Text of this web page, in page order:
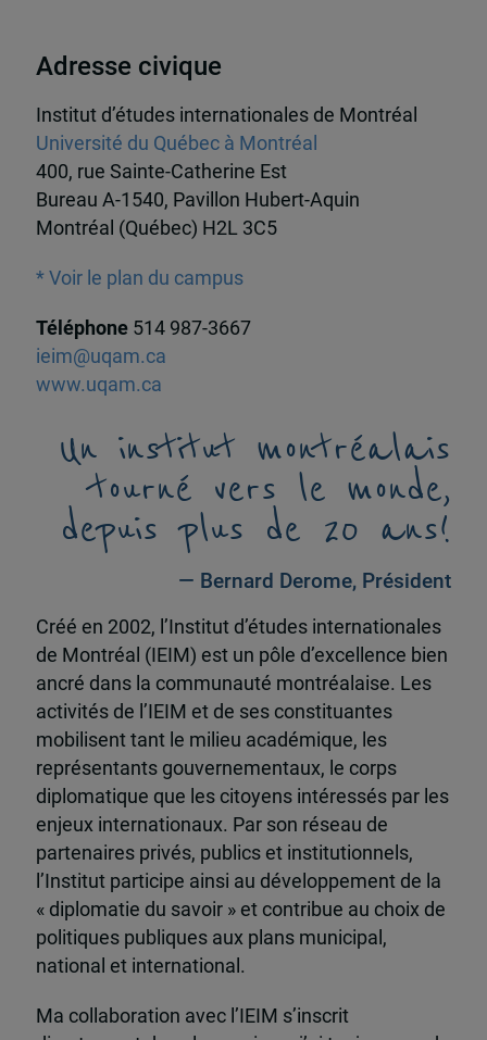
Adresse civique
Institut d’études internationales de Montréal
Université du Québec à Montréal
400, rue Sainte-Catherine Est
Bureau A-1540, Pavillon Hubert-Aquin
Montréal (Québec) H2L 3C5
* Voir le plan du campus
Téléphone 514 987-3667
ieim@uqam.ca
www.uqam.ca
Un institut montréalais
tourné vers le monde,
depuis plus de 20 ans!
— Bernard Derome, Président
Créé en 2002, l’Institut d’études internationales
de Montréal (IEIM) est un pôle d’excellence bien
ancré dans la communauté montréalaise. Les
activités de l’IEIM et de ses constituantes
mobilisent tant le milieu académique, les
représentants gouvernementaux, le corps
diplomatique que les citoyens intéressés par les
enjeux internationaux. Par son réseau de
partenaires privés, publics et institutionnels,
l’Institut participe ainsi au développement de la
« diplomatie du savoir » et contribue au choix de
politiques publiques aux plans municipal,
national et international.
Ma collaboration avec l’IEIM s’inscrit